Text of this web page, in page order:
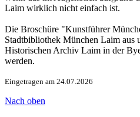
Laim wirklich nicht einfach ist.
Die Broschüre "Kunstführer
Stadtbibliothek München Laim aus
Historischen Archiv Laim in der
werden.
Eingetragen am 24.07.2026
Nach oben